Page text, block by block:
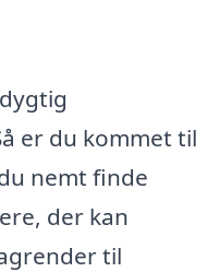
er du kommet til
nemt finde
der kan
til